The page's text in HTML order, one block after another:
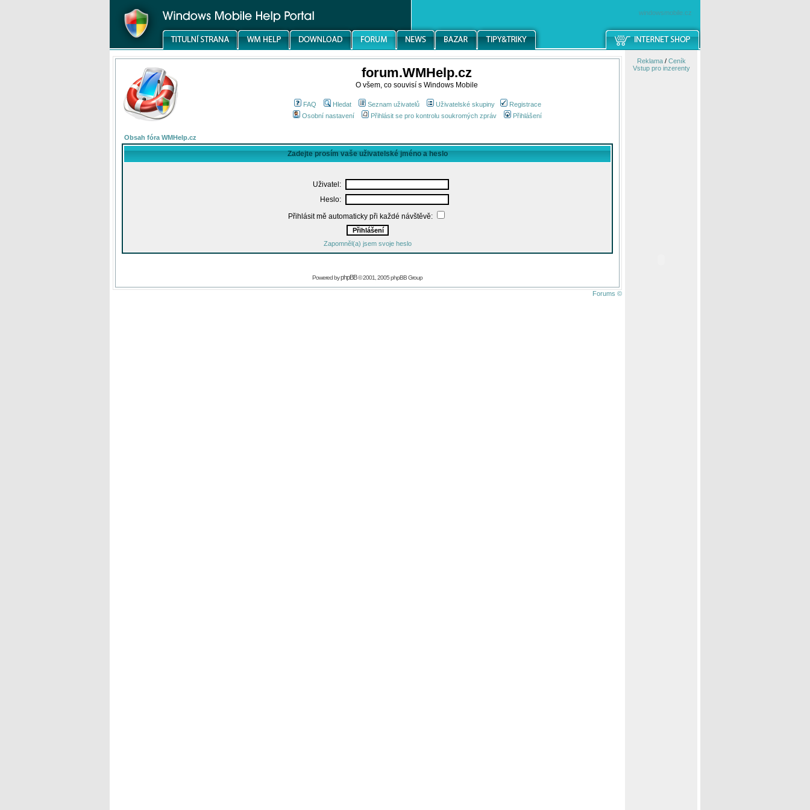
windowsmobile.cz
forum.WMHelp.cz
O všem, co souvisí s Windows Mobile
FAQ Hledat Seznam uživatelů Uživatelské skupiny
Registrace
Osobní nastavení
Přihlásit se pro kontrolu soukromých zpráv Přihlášení
Obsah fóra WMHelp.cz
Zadejte prosím vaše uživatelské jméno a heslo
Uživatel:
Heslo:
Přihlásit mě automaticky při každé návštěvě:
Zapomněl(a) jsem svoje heslo
Powered byphpBB© 2001, 2005 phpBB Group
Forums ©
Reklama/ Ceník
Vstup pro inzerenty